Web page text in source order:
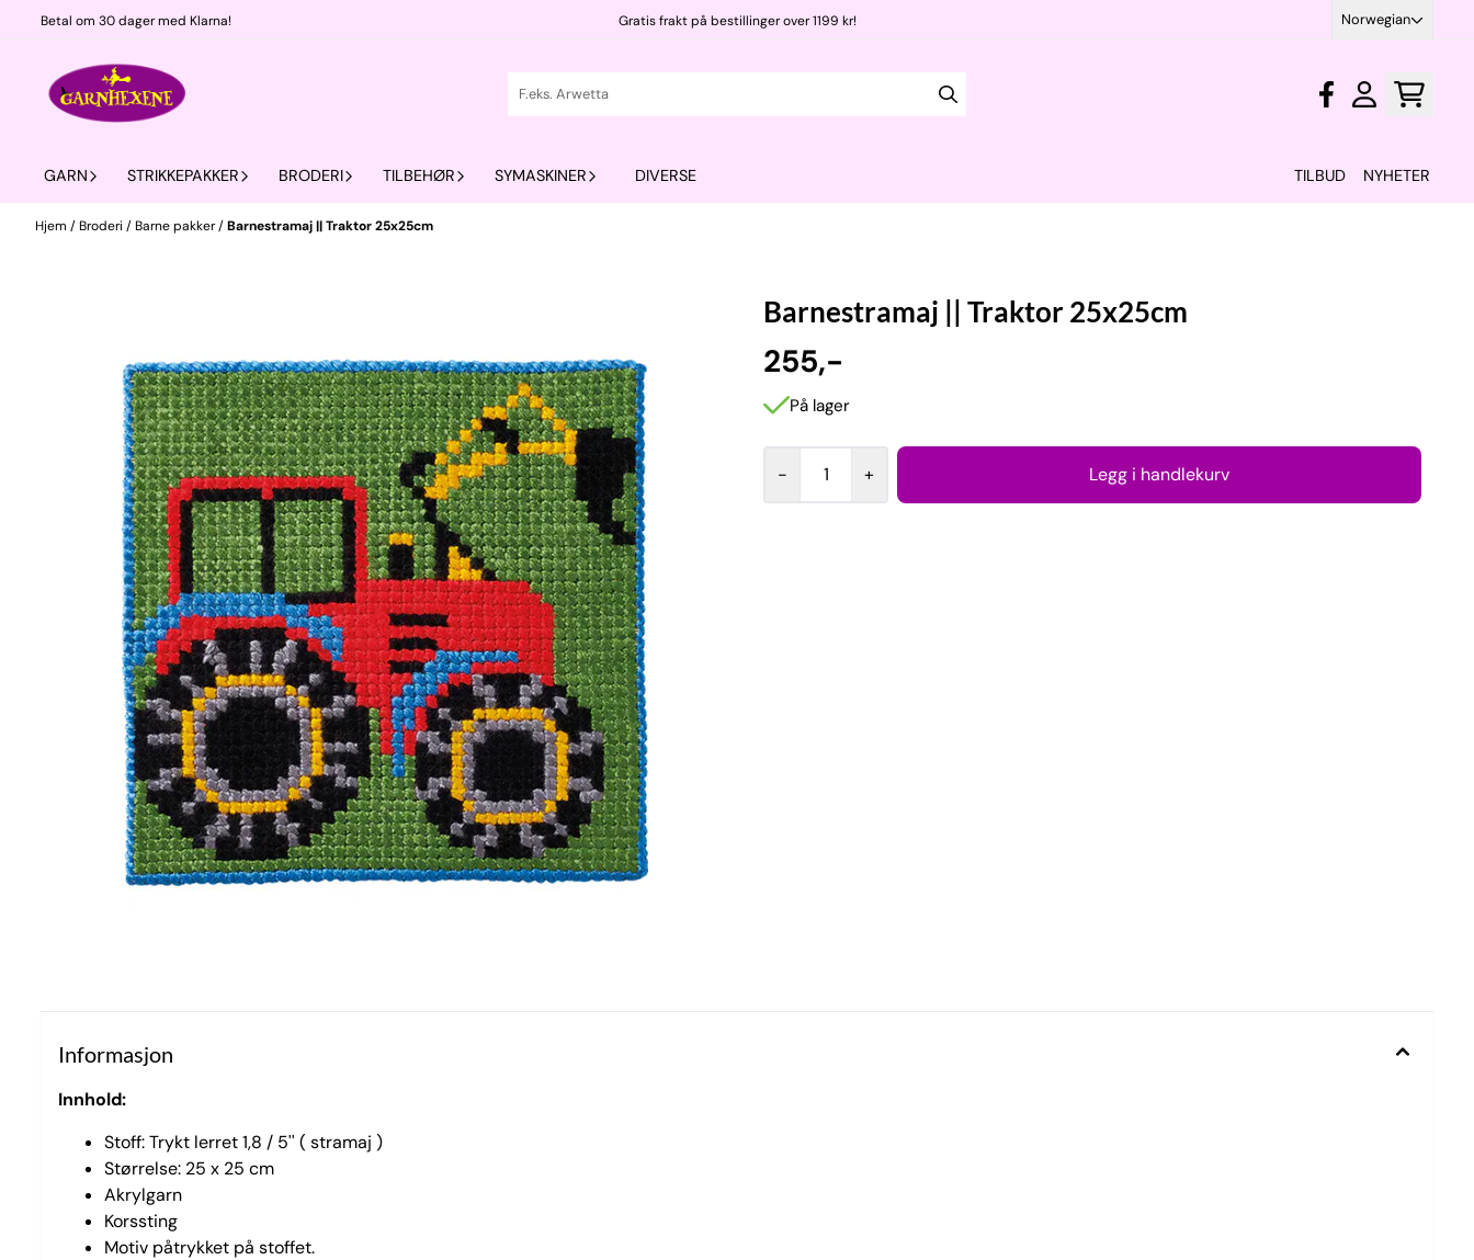
Hopp til innhold
Betal om 30 dager med Klarna! Gratis frakt på bestillinger over 1199 kr! Norwegian
GARN STRIKKEPAKKER BRODERI TILBEHØR SYMASKINER DIVERSE TILBUD NYHETER
Hjem /Broderi /Barne pakker/Barnestramaj || Traktor 25x25cm
Barnestramaj || Traktor 25x25cm
255,-
På lager
- +
Informasjon
Innhold:
Stoff: Trykt lerret 1,8 / 5'' ( stramaj )
Størrelse: 25 x 25 cm
Akrylgarn
Korssting
Motiv påtrykket på stoffet.